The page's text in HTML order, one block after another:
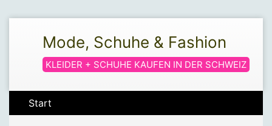
Mode, Schuhe & Fashion
KLEIDER + SCHUHE KAUFEN IN DER SCHWEIZ
Start